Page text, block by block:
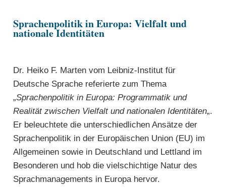
Sprachenpolitik in Europa: Vielfalt und
nationale Identitäten
Dr. Heiko F. Marten vom Leibniz-Institut für
Deutsche Sprache referierte zum Thema
„Sprachenpolitik in Europa: Programmatik und
Realität zwischen Vielfalt und nationalen Identitäten„.
Er beleuchtete die unterschiedlichen Ansätze der
Sprachenpolitik in der Europäischen Union (EU) im
Allgemeinen sowie in Deutschland und Lettland im
Besonderen und hob die vielschichtige Natur des
Sprachmanagements in Europa hervor.